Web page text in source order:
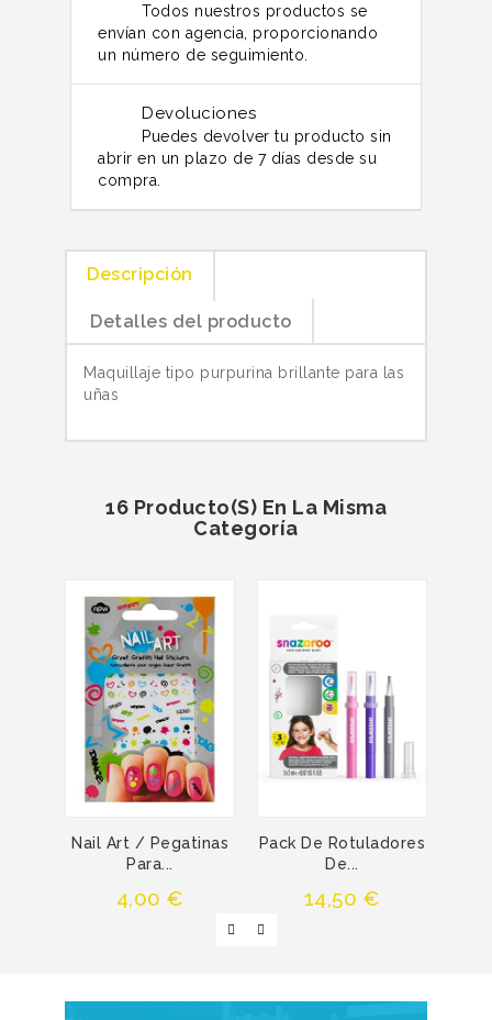
Todos nuestros productos se
envían con agencia, proporcionando
un número de seguimiento.
Devoluciones
Puedes devolver tu producto sin
abrir en un plazo de 7 días desde su
compra.
Descripción
Detalles del producto
Maquillaje tipo purpurina brillante para las
uñas
16 Producto(s) En La Misma
Categoría
Nail Art / Pegatinas
Para...
Precio
4,00 €
Pack De Rotuladores
De...
Precio
14,50 €